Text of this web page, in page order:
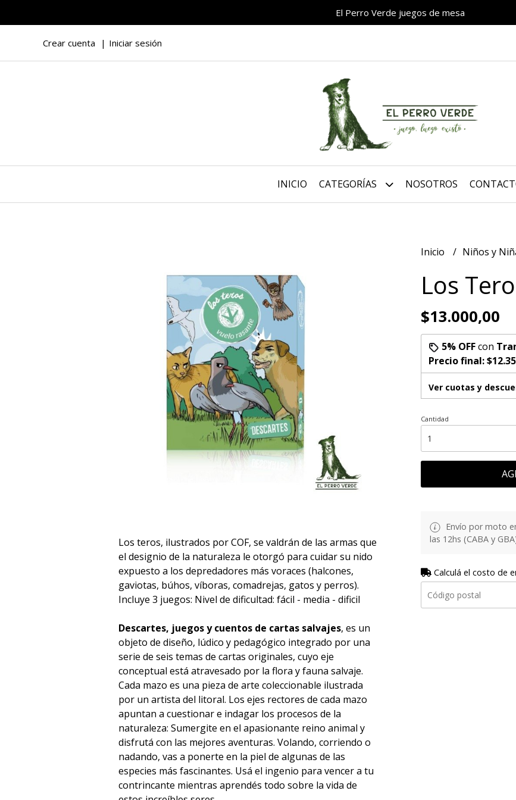
El Perro Verde juegos de mesa
Crear cuenta Iniciar sesión
INICIO CATEGORÍAS NOSOTROS
Los teros, ilustrados por COF, se valdrán de las armas que
el designio de la naturaleza le otorgó para cuidar su nido
expuesto a los depredadores más voraces (halcones,
gaviotas, búhos, víboras, comadrejas, gatos y perros).
Incluye 3 juegos: Nivel de dificultad: fácil - media - dificil
Descartes, juegos y cuentos de cartas salvajes, es un
objeto de diseño, lúdico y pedagógico integrado por una
serie de seis temas de cartas originales, cuyo eje
conceptual está atravesado por la flora y fauna salvaje.
Cada mazo es una pieza de arte coleccionable ilustrada
por un artista del litoral. Los ejes rectores de cada mazo
apuntan a cuestionar e indagar los procesos de la
naturaleza: Sumergite en el apasionante reino animal y
disfrutá con las mejores aventuras. Volando, corriendo o
nadando, vas a ponerte en la piel de algunas de las
especies más fascinantes. Usá el ingenio para vencer a tu
contrincante mientras aprendés todo sobre la vida de
Inicio Niños y
Los
$13.000,00
5% OFFcon
Precio final:
Ver cuotas y
Cantidad
Envío por moto
las 12hs (CABA y
Calculá el costo de